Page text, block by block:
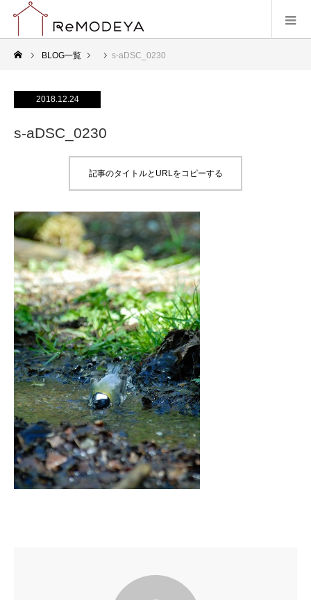
BLOG一覧 s-aDSC_0230
2018.12.24
s-aDSC_0230
記事のタイトルとURLをコピーする